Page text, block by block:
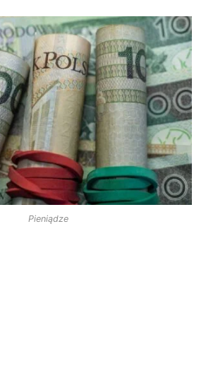
Pieniądze